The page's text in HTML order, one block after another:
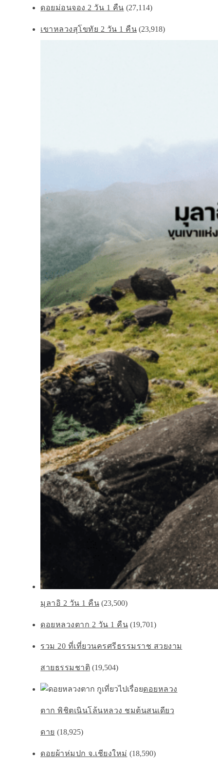
ดอยม่อนจอง 2 วัน 1 คืน (27,114)
เขาหลวงสุโขทัย 2 วัน 1 คืน (23,918)
มุลาอิ 2 วัน 1 คืน (23,500)
ดอยหลวงตาก 2 วัน 1 คืน (19,701)
รวม 20 ที่เที่ยวนครศรีธรรมราช สวยงาม
สายธรรมชาติ (19,504)
ดอยหลวง
ตาก พิชิตเนินโล้นหลวง ชมต้นสนเดียว
ดาย (18,925)
ดอยผ้าห่มปก จ.เชียงใหม่ (18,590)